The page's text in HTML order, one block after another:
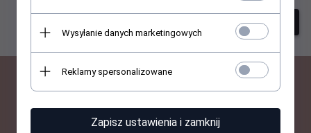
szukanie zaawansowane
Wysyłanie danych marketingowych
Reklamy spersonalizowane
Zapisz ustawienia i zamknij